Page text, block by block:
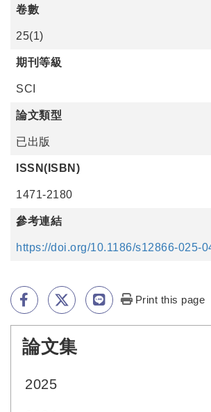
卷數
25(1)
期刊等級
SCI
論文類型
已出版
ISSN(ISBN)
1471-2180
參考連結
https://doi.org/10.1186/s12866-025-
Print this page
論文集
2025